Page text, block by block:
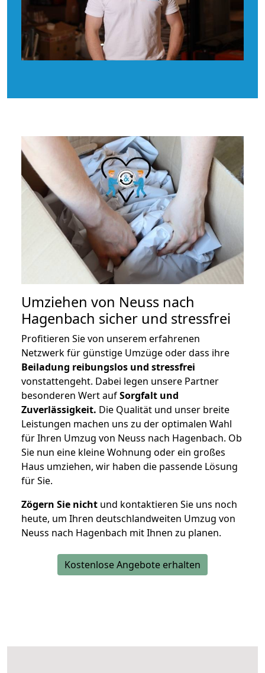
Umziehen von Neuss nach
Hagenbach sicher und stressfrei
Profitieren Sie von unserem erfahrenen
Netzwerk für günstige Umzüge oder dass ihre
Beiladung reibungslos und stressfrei
vonstattengeht. Dabei legen unsere Partner
besonderen Wert aufSorgfalt und
Zuverlässigkeit. Die Qualität und unser breite
Leistungen machen uns zu der optimalen Wahl
für Ihren Umzug von Neuss nach Hagenbach. Ob
Sie nun eine kleine Wohnung oder ein großes
Haus umziehen, wir haben die passende Lösung
für Sie.
Zögern Sie nicht und kontaktieren Sie uns noch
heute, um Ihren deutschlandweiten Umzug von
Neuss nach Hagenbach mit Ihnen zu planen.
Kostenlose Angebote erhalten